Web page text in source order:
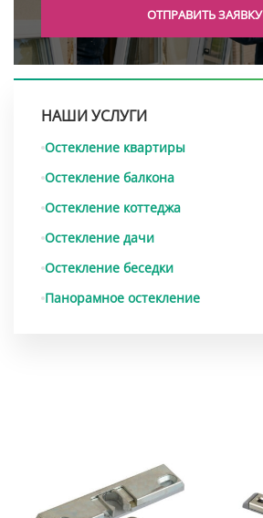
ОТПРАВИТЬ ЗАЯВКУ
НАШИ УСЛУГИ
Остекление квартиры
Остекление балкона
Остекление коттеджа
Остекление дачи
Остекление беседки
Панорамное остекление